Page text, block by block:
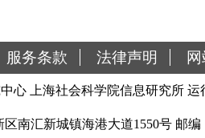
服务条款 法律声明
心 上海社会科学院信息研究所 运
南汇新城镇海港大道1550号 邮编